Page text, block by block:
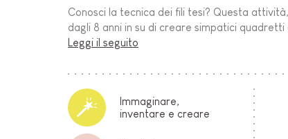
Conosci la tecnica dei fili tesi? Questa
dagli 8 anni in su di creare simpatici quadretti
Leggi il seguito
Immaginare,
inventare e creare